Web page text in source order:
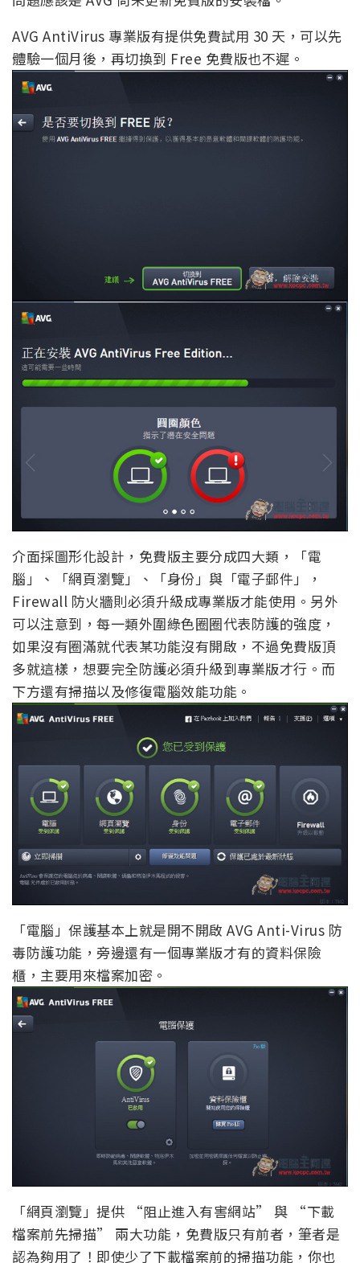
AVG AntiVirus 專業版有提供免費試用 30 天，可以先
體驗一個月後，再切換到 Free 免費版也不遲。
介面採圖形化設計，免費版主要分成四大類，「電
腦」、「網頁瀏覽」、「身份」與「電子郵件」，
Firewall 防火牆則必須升級成專業版才能使用。另外
可以注意到，每一類外圍綠色圈圈代表防護的強度，
如果沒有圈滿就代表某功能沒有開啟，不過免費版頂
多就這樣，想要完全防護必須升級到專業版才行。而
下方還有掃描以及修復電腦效能功能。
「電腦」保護基本上就是開不開啟 AVG Anti-Virus 防
毒防護功能，旁邊還有一個專業版才有的資料保險
櫃，主要用來檔案加密。
「網頁瀏覽」提供 “阻止進入有害網站” 與 “下載
檔案前先掃描” 兩大功能，免費版只有前者，筆者是
認為夠用了！即使少了下載檔案前的掃描功能，你也